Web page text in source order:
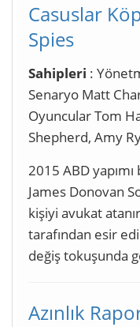
Casuslar
Spies
Sahipleri :
Senaryo Matt
Oyuncular Tom
Shepherd, Amy
2015 ABD
James Donovan
kişiyi avukat
tarafından esir
değiş tokuşunda
Azınlık